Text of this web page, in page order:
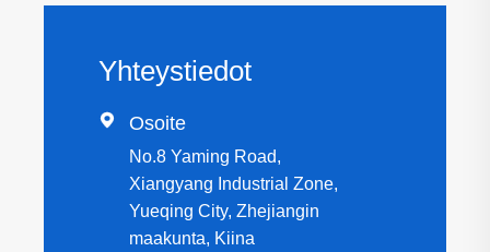
Yhteystiedot
 Osoite
No.8 Yaming Road,
Xiangyang Industrial Zone,
Yueqing City, Zhejiangin
maakunta, Kiina